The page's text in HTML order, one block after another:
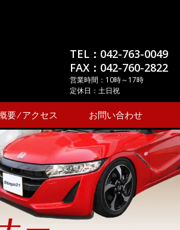
TEL：042-763-0049
FAX：042-760-2822
営業時間：10時～17時
定休日：土日祝
要 ⁄ アクセス お問い合わせ